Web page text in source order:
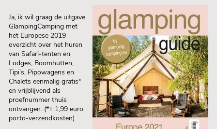
Ja, ik wil graag de uitgave
GlampingCamping met
het Europese 2019
overzicht over het huren
van Safari-tenten en
Lodges, Boomhutten,
Tipi’s, Pipowagens en
Chalets eenmalig gratis*
en vrijblijvend als
proefnummer thuis
ontvangen. (*+ 1,99 euro
porto-verzendkosten)